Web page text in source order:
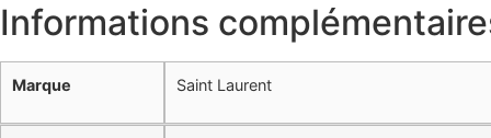
Informations
Marque Saint Laurent